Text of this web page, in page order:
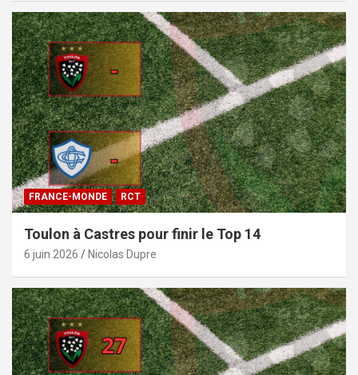
FRANCE-MONDE RCT
Toulon à Castres pour finir le Top 14
6 juin 2026 Nicolas Dupre